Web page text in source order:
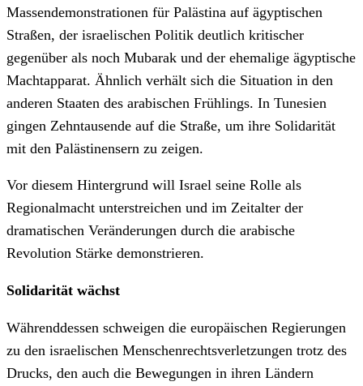
Massendemonstrationen für Palästina auf ägyptischen
Straßen, der israelischen Politik deutlich kritischer
gegenüber als noch Mubarak und der ehemalige ägyptische
Machtapparat. Ähnlich verhält sich die Situation in den
anderen Staaten des arabischen Frühlings. In Tunesien
gingen Zehntausende auf die Straße, um ihre Solidarität
mit den Palästinensern zu zeigen.
Vor diesem Hintergrund will Israel seine Rolle als
Regionalmacht unterstreichen und im Zeitalter der
dramatischen Veränderungen durch die arabische
Revolution Stärke demonstrieren.
Solidarität wächst
Währenddessen schweigen die europäischen Regierungen
zu den israelischen Menschenrechtsverletzungen trotz des
Drucks, den auch die Bewegungen in ihren Ländern